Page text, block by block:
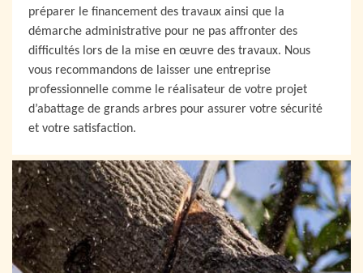
préparer le financement des travaux ainsi que la
démarche administrative pour ne pas affronter des
difficultés lors de la mise en œuvre des travaux. Nous
vous recommandons de laisser une entreprise
professionnelle comme le réalisateur de votre projet
d’abattage de grands arbres pour assurer votre sécurité
et votre satisfaction.